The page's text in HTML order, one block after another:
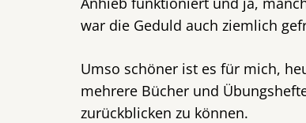
war die Geduld auch ziemlich
Umso schöner ist es für mich,
mehrere Bücher und
zurückblicken zu können.